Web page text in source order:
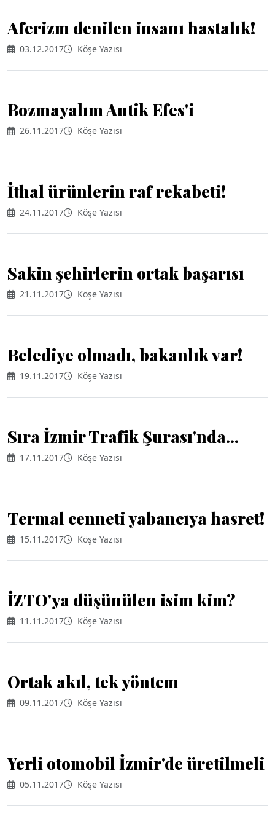
Aferizm denilen insanı hastalık!
03.12.2017 Köşe Yazısı
Bozmayalım Antik Efes'i
26.11.2017 Köşe Yazısı
İthal ürünlerin raf rekabeti!
24.11.2017 Köşe Yazısı
Sakin şehirlerin ortak başarısı
21.11.2017 Köşe Yazısı
Belediye olmadı, bakanlık var!
19.11.2017 Köşe Yazısı
Sıra İzmir Trafik Şurası'nda...
17.11.2017 Köşe Yazısı
Termal cenneti yabancıya hasret!
15.11.2017 Köşe Yazısı
İZTO'ya düşünülen isim kim?
11.11.2017 Köşe Yazısı
Ortak akıl, tek yöntem
09.11.2017 Köşe Yazısı
Yerli otomobil İzmir'de üretilmeli
05.11.2017 Köşe Yazısı